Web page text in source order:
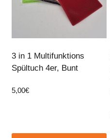
3 in 1 Multifunktions
Spültuch 4er, Bunt
5,00€